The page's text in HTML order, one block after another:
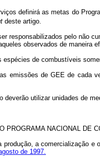
definirá as metas do
deste artigo.
responsabilizados pelo não
observados de maneira
de combustíveis
emissões de GEE de
deverão utilizar unidades de
PROGRAMA NACIONAL DE
a comercialização
de 1997.